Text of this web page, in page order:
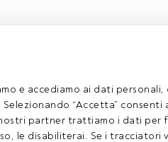
e accediamo ai dati
“Accetta”
partner trattiamo i dati per
le disabiliterai. Se i